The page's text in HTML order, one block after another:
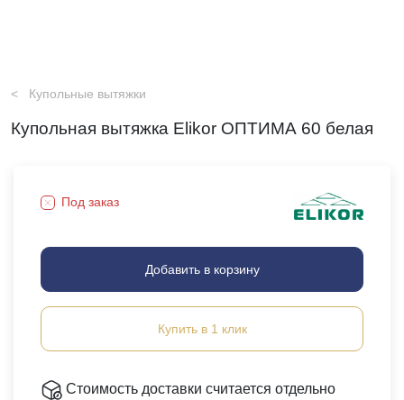
Купольные вытяжки
Купольная вытяжка Elikor ОПТИМА 60 белая
Под заказ
Добавить в корзину
Купить в 1 клик
Стоимость доставки считается отдельно